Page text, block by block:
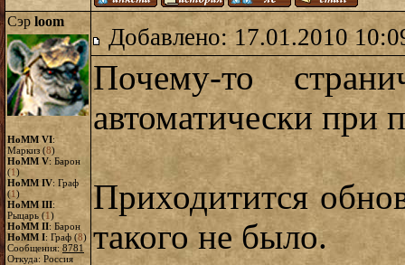
Сэр loom
HoMM VI:
Маркиз (8)
HoMM V: Барон
(1)
HoMM IV: Граф
(1)
HoMM III:
Рыцарь (1)
HoMM II: Барон
HoMM I: Граф (8)
Сообщения: 8781
Откуда: Россия
Добавлено: 17.01.2010
Почему-то
автоматически при
Приходитится
такого не было.